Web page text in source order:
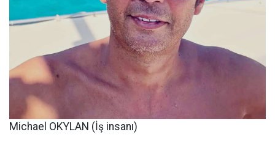
Michael OKYLAN (İş insanı)